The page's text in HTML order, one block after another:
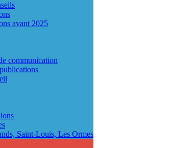
avant 2025
communication
Saint-Louis, Les Ormes